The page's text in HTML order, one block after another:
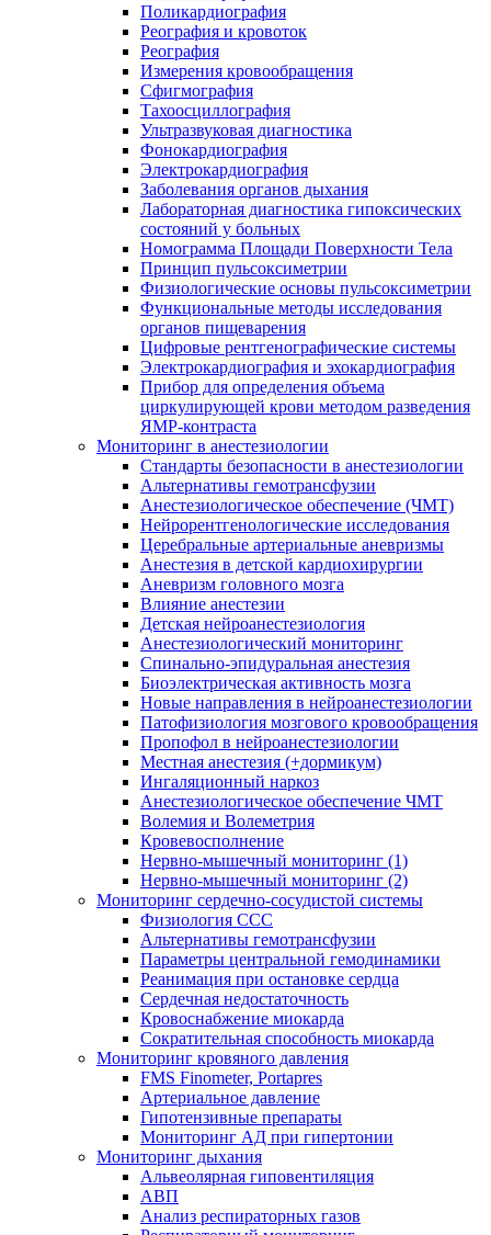
Поликардиография
Реография и кровоток
Реография
Измерения кровообращения
Сфигмография
Тахоосциллография
Ультразвуковая диагностика
Фонокардиография
Электрокардиография
Заболевания органов дыхания
Лабораторная диагностика гипоксических
состояний у больных
Номограмма Площади Поверхности Тела
Принцип пульсоксиметрии
Физиологические основы пульсоксиметрии
Функциональные методы исследования
органов пищеварения
Цифровые рентгенографические системы
Электрокардиография и эхокардиография
Прибор для определения объема
циркулирующей крови методом разведения
ЯМР-контраста
Мониторинг в анестезиологии
Стандарты безопасности в анестезиологии
Альтернативы гемотрансфузии
Анестезиологическое обеспечение (ЧМТ)
Нейрорентгенологические исследования
Церебральные артериальные аневризмы
Анестезия в детской кардиохирургии
Аневризм головного мозга
Влияние анестезии
Детская нейроанестезиология
Анестезиологический мониторинг
Спинально-эпидуральная анестезия
Биоэлектрическая активность мозга
Новые направления в нейроанестезиологии
Патофизиология мозгового кровообращения
Пропофол в нейроанестезиологии
Местная анестезия (+дормикум)
Ингаляционный наркоз
Анестезиологическое обеспечение ЧМТ
Волемия и Волеметрия
Кровевосполнение
Нервно-мышечный мониторинг (1)
Нервно-мышечный мониторинг (2)
Мониторинг сердечно-сосудистой системы
Физиология ССС
Альтернативы гемотрансфузии
Параметры центральной гемодинамики
Реанимация при остановке сердца
Сердечная недостаточность
Кровоснабжение миокарда
Сократительная способность миокарда
Мониторинг кровяного давления
FMS Finometer, Portapres
Артериальное давление
Гипотензивные препараты
Мониторинг АД при гипертонии
Мониторинг дыхания
Альвеолярная гиповентиляция
АВП
Анализ респираторных газов